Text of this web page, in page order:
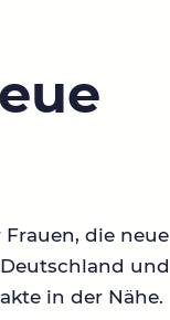
die neue
und
in der Nähe.